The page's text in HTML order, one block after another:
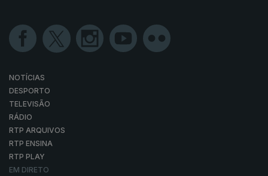
NOTÍCIAS
DESPORTO
TELEVISÃO
RÁDIO
RTP ARQUIVOS
RTP ENSINA
RTP PLAY
EM DIRETO